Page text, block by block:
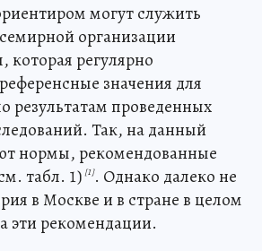
могут служить
организации
которая регулярно
значения для
результатам проведенных
Так, на данный
нормы, рекомендованные
табл. 1) [1]. Однако далеко не
в Москве и в стране в целом
эти рекомендации.